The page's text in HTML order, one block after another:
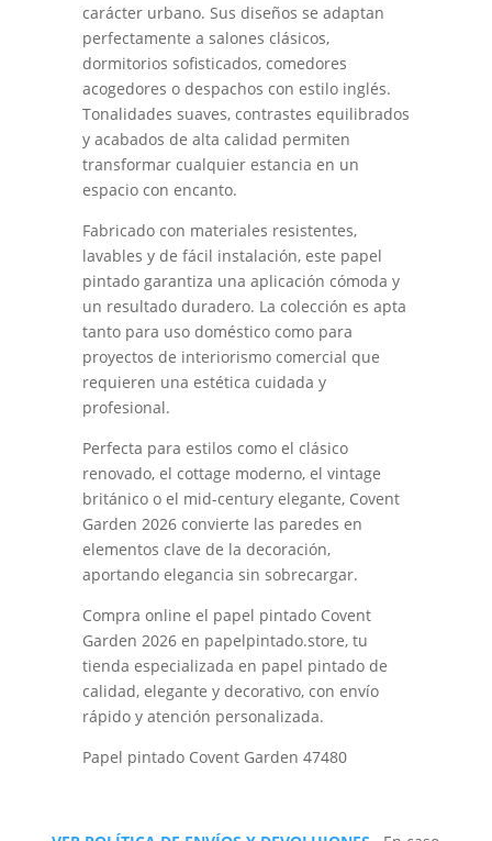
carácter urbano. Sus diseños se adaptan
perfectamente a salones clásicos,
dormitorios sofisticados, comedores
acogedores o despachos con estilo inglés.
Tonalidades suaves, contrastes equilibrados
y acabados de alta calidad permiten
transformar cualquier estancia en un
espacio con encanto.
Fabricado con materiales resistentes,
lavables y de fácil instalación, este papel
pintado garantiza una aplicación cómoda y
un resultado duradero. La colección es apta
tanto para uso doméstico como para
proyectos de interiorismo comercial que
requieren una estética cuidada y
profesional.
Perfecta para estilos como el clásico
renovado, el cottage moderno, el vintage
británico o el mid-century elegante, Covent
Garden 2026 convierte las paredes en
elementos clave de la decoración,
aportando elegancia sin sobrecargar.
Compra online el papel pintado Covent
Garden 2026 en papelpintado.store, tu
tienda especializada en papel pintado de
calidad, elegante y decorativo, con envío
rápido y atención personalizada.
Papel pintado Covent Garden 47480